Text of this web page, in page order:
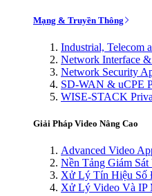
Mạng & Truyền Thông
Industrial, Telecom
Network Interface
Network Security
SD-WAN & uCPE
WISE-STACK
Giải Pháp Video Nâng Cao
Advanced Video
Nền Tảng Giám Sát
Xử Lý Tín Hiệu Số
Xử Lý Video Và IP